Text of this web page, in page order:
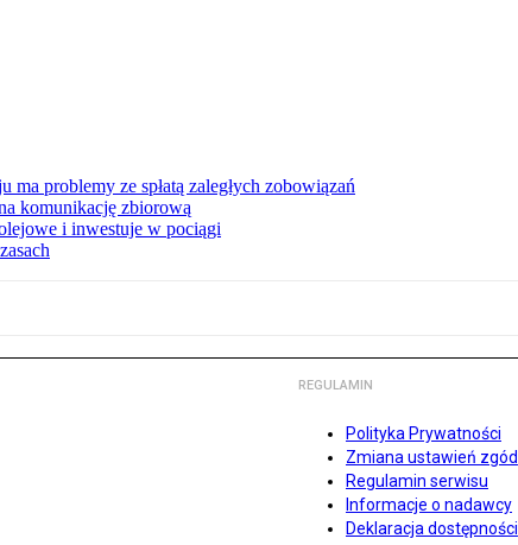
problemy ze spłatą zaległych zobowiązań
komunikację zbiorową
i inwestuje w pociągi
REGULAMIN
Polityka Prywatności
Zmiana ustawień zgód
Regulamin serwisu
Informacje o nadawcy
Deklaracja dostępności